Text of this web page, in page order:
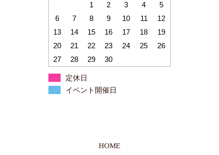
1
2 3 4
5
6
7 8 9 10 11
12
13
14 15 16 17 18
19
20
21 22 23 24 25
26
27
28 29 30
定休日
イベント開催日
HOME